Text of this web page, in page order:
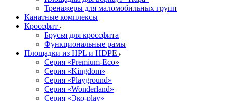
Тренажеры для маломобильных групп
Канатные комплексы
Кроссфит
Брусья для кроссфита
Функциональные рамы
Площадки из HPL и HDPE
Серия «Premium-Eco»
Серия «Kingdom»
Серия «Playground»
Серия «Wonderland»
Серия «Эко-play»